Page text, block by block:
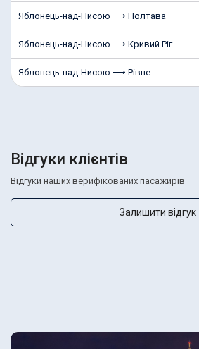
Яблонець-над-Нисою ⟶ Полтава
Яблонець-над-Нисою ⟶ Кривий Ріг
Яблонець-над-Нисою ⟶ Рівне
Відгуки клієнтів
Відгуки наших верифікованих пасажирів
Залишити відгук